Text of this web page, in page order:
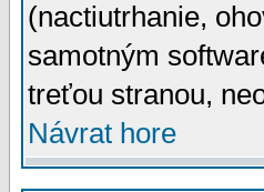
(nactiutrhanie,
samotným
treťou stranou,
Návrat hore